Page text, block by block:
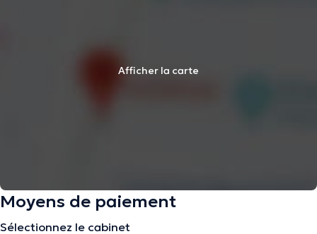
Afficher la carte
Moyens de paiement
Sélectionnez le cabinet